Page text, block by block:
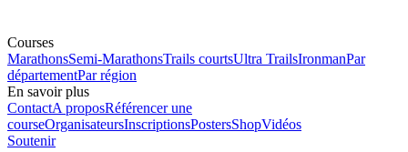
Courses
MarathonsSemi-MarathonsTrails courtsUltra TrailsIronmanPar
départementPar région
En savoir plus
ContactA proposRéférencer une
courseOrganisateursInscriptionsPostersShopVidéos
Soutenir